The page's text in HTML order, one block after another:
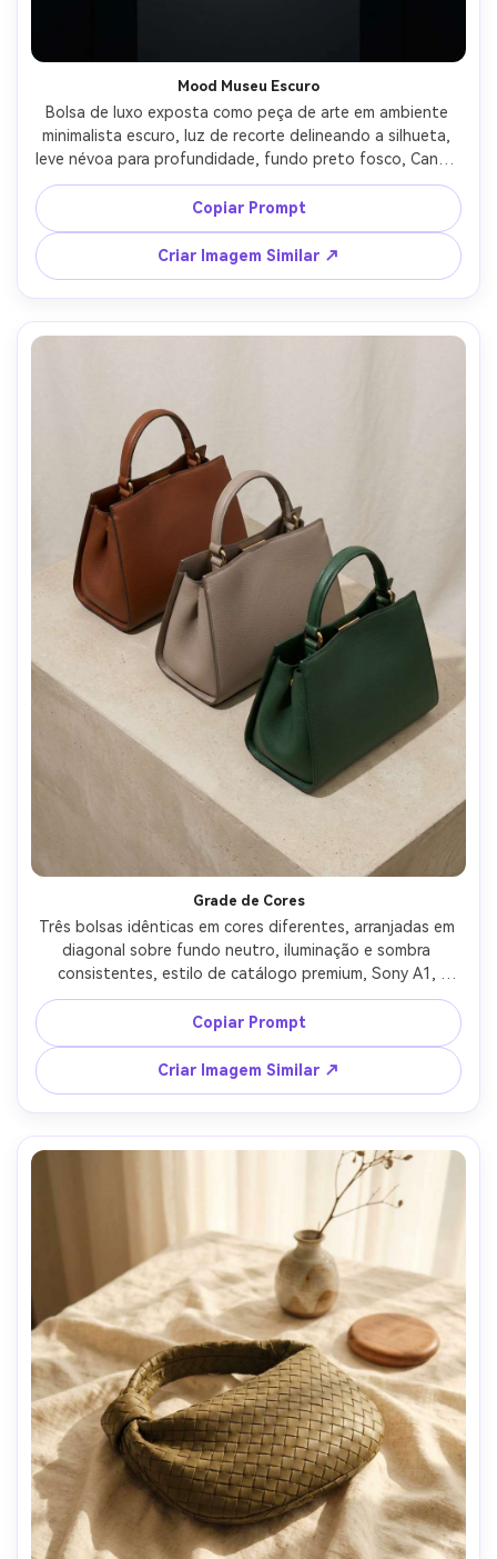
Mood Museu Escuro
Bolsa de luxo exposta como peça de arte em ambiente
minimalista escuro, luz de recorte delineando a silhueta,
leve névoa para profundidade, fundo preto fosco, Canon
EOS R3, 85mm, f/2, iluminação dramática de museu,
textura fotorrealista, tom cinematográfico --ar 4:5
Copiar Prompt
Criar Imagem Similar ↗
Grade de Cores
Três bolsas idênticas em cores diferentes, arranjadas em
diagonal sobre fundo neutro, iluminação e sombra
consistentes, estilo de catálogo premium, Sony A1,
70mm, f/6.3, materiais ultra realistas, foco nítido,
coloração comercial equilibrada --ar 4:5
Copiar Prompt
Criar Imagem Similar ↗